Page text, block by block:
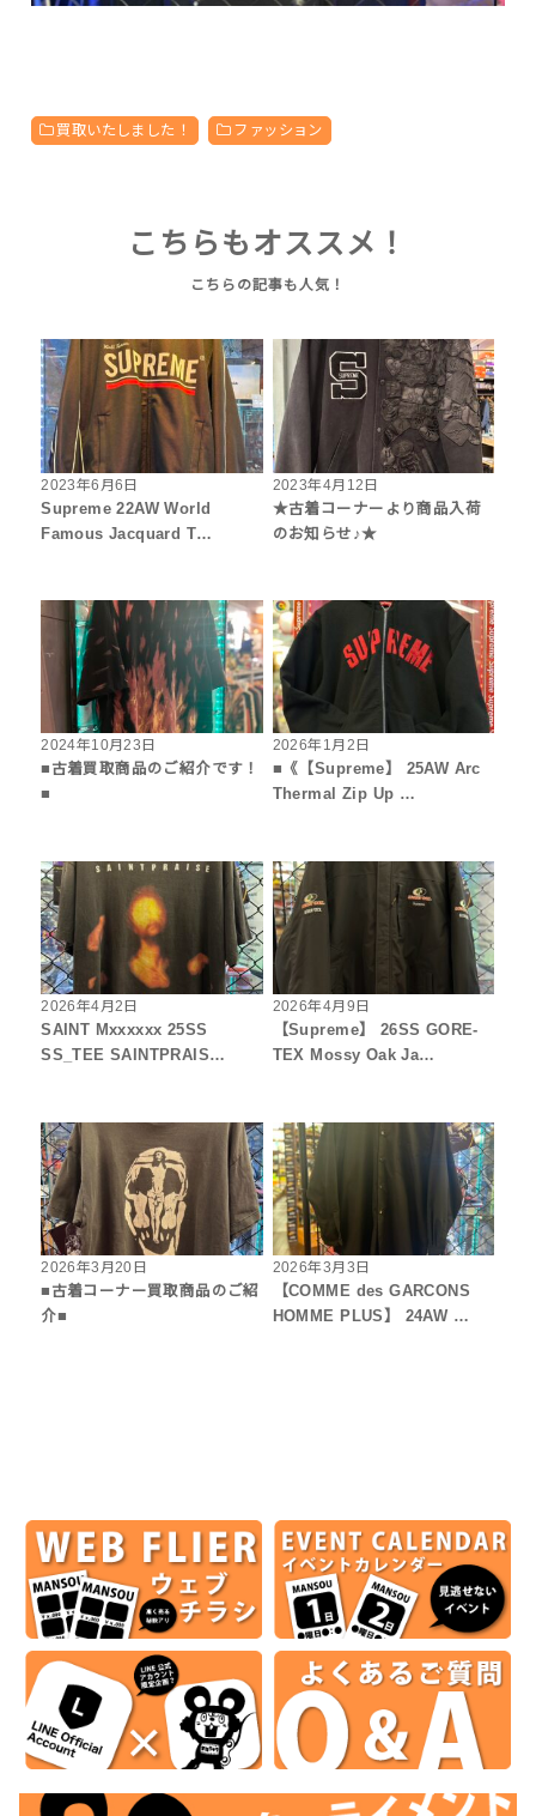
買取いたしました！ ファッション
こちらもオススメ！
2023年6月6日
Supreme 22AW World
Famous Jacquard T…
2023年4月12日
★古着コーナーより商品入荷
のお知らせ♪★
2024年10月23日
■古着買取商品のご紹介です！
■
2026年1月2日
■《【Supreme】 25AW Arc
Thermal Zip Up …
2026年4月2日
SAINT Mxxxxxx 25SS
SS_TEE SAINTPRAIS…
2026年4月9日
【Supreme】 26SS GORE-
TEX Mossy Oak Ja…
2026年3月20日
■古着コーナー買取商品のご紹
介■
2026年3月3日
【COMME des GARCONS
HOMME PLUS】 24AW …